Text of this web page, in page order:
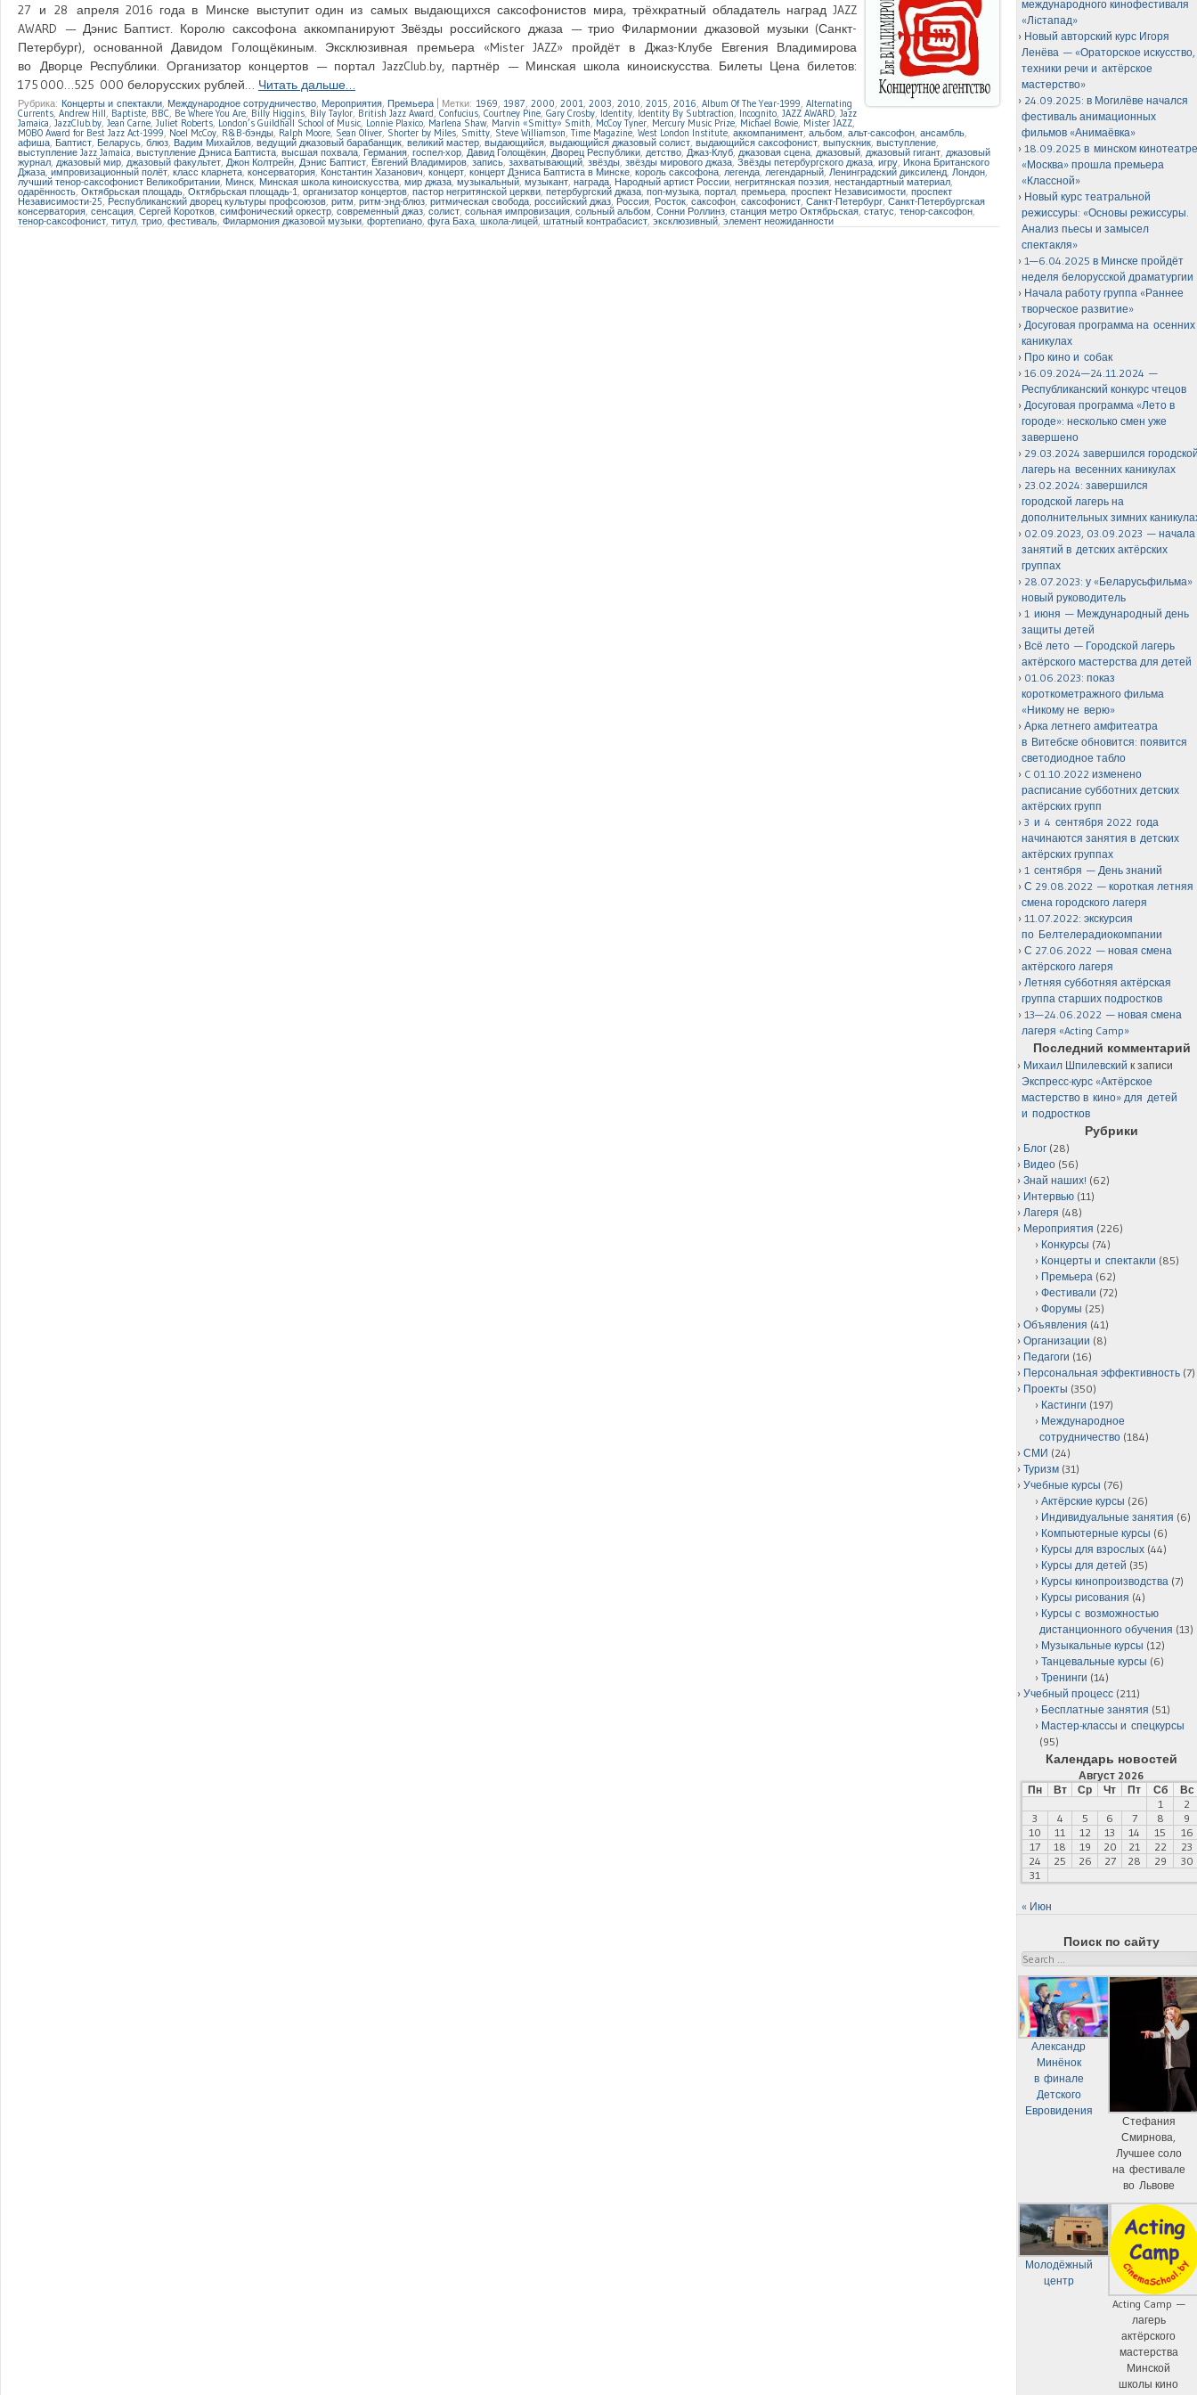
27 и 28 апреля 2016 года в Минске выступит один из самых выдающихся саксофонистов мира, трёхкратный обладатель наград JAZZ
AWARD — Дэнис Баптист. Королю саксофона аккомпанируют Звёзды российского джаза — трио Филармонии джазовой музыки (Санкт-
Петербург), основанной Давидом Голощёкиным. Эксклюзивная премьера «Mister JAZZ» пройдёт в Джаз-Клубе Евгения Владимирова
во Дворце Республики. Организатор концертов — портал JazzClub.by, партнёр — Минская школа киноискусства. Билеты Цена билетов:
175 000…525 000 белорусских рублей… Читать дальше…
Рубрика: Концерты и спектакли Международное сотрудничество Мероприятия Премьера Метки: 1969 1987 2000 2001 2003 2010 2015 2016 Album Of The Year-1999 Alternating
Currents Andrew Hill Baptiste BBC Be Where You Are Billy Higgins Bily Taylor British Jazz Award ,Confucius Courtney Pine Gary Crosby Identity Identity By Subtraction Incognito JAZZ AWARD Jazz
Jamaica ,JazzClub.by ,Jean Carne Juliet Roberts London’s Guildhall School of Music Lonnie Plaxico Marlena Shaw, Marvin «Smitty» Smith,McCoy Tyner Mercury Music Prize Michael Bowie Mister JAZZ
MOBO Award for Best Jazz Act-1999 Noel McCoy R&B-бэнды Ralph Moore Sean Oliver Shorter by Miles Smitty Steve Williamson Time Magazine West London Institute аккомпанимент альбом альт-саксофон ансамбль
афиша Баптист Беларусь блюз Вадим Михайлов ведущий джазовый барабанщик великий мастер выдающийся выдающийся джазовый солист выдающийся саксофонист выпускник выступление
выступление Jazz Jamaica выступление Дэниса Баптиста высшая похвала, Германия госпел-хор Давид Голощёкин Дворец Республики детство Джаз-Клуб, джазовая сцена джазовый джазовый гигант джазовый
журнал джазовый мир джазовый факультет Джон Колтрейн Дэнис Баптист Евгений Владимиров, запись захватывающий, звёзды звёзды мирового джаза, Звёзды петербургского джаза игру Икона Британского
Джаза импровизационный полёт класс кларнета консерватория Константин Хазанович ,концерт ,концерт Дэниса Баптиста в Минске король саксофона легенда ,легендарный Ленинградский диксиленд Лондон
лучший тенор-саксофонист Великобритании Минск Минская школа киноискусства мир джаза ,музыкальный музыкант награда Народный артист России негритянская поэзия нестандартный материал
одарённость, Октябрьская площадь, Октябрьская площадь-1 организатор концертов пастор негритянской церкви петербургский джаза, поп-музыка портал премьера проспект Независимости проспект
Независимости-25 Республиканский дворец культуры профсоюзов ритм, ритм-энд-блюз ритмическая свобода российский джаз ,Россия Росток саксофон, саксофонист Санкт-Петербург Санкт-Петербургская
консерватория сенсация Сергей Коротков симфонический оркестр, современный джаз, солист сольная импровизация сольный альбом Сонни Роллинз станция метро Октябрьская, статус тенор-саксофон
тенор-саксофонист титул трио фестиваль Филармония джазовой музыки фортепиано, фуга Баха школа-лицей штатный контрабасист ,эксклюзивный элемент неожиданности
международного кинофестиваля
«Лiстапад»
Новый авторский курс Игоря
Ленёва — «Ораторское искусство,
техники речи и актёрское
мастерство»
24.09.2025: в Могилёве начался
фестиваль анимационных
фильмов «Анимаёвка»
18.09.2025 в минском
«Москва» прошла премьера
«Классной»
Новый курс театральной
режиссуры: «Основы режиссуры.
Анализ пьесы и замысел
спектакля»
1—6.04.2025 в Минске пройдёт
неделя белорусской драматургии
Начала работу группа «Раннее
творческое развитие»
Досуговая программа на осенних
каникулах
Про кино и собак
16.09.2024—24.11.2024 —
Республиканский конкурс чтецов
Досуговая программа «Лето в
городе»: несколько смен уже
завершено
29.03.2024 завершился
лагерь на весенних каникулах
23.02.2024: завершился
городской лагерь на
дополнительных зимних
02.09.2023, 03.09.2023 — начала
занятий в детских актёрских
группах
28.07.2023: у «Беларусьфильма»
новый руководитель
1 июня — Международный день
защиты детей
Всё лето — Городской лагерь
актёрского мастерства для детей
01.06.2023: показ
короткометражного фильма
«Никому не верю»
Арка летнего амфитеатра
в Витебске обновится: появится
светодиодное табло
C 01.10.2022 изменено
расписание субботних детских
актёрских групп
3 и 4 сентября 2022 года
начинаются занятия в детских
актёрских группах
1 сентября — День знаний
С 29.08.2022 — короткая летняя
смена городского лагеря
11.07.2022: экскурсия
по Белтелерадиокомпании
С 27.06.2022 — новая смена
актёрского лагеря
Летняя субботняя актёрская
группа старших подростков
13—24.06.2022 — новая смена
лагеря «Acting Camp»
Последний комментарий
Михаил Шпилевский к записи
Экспресс-курс «Актёрское
мастерство в кино» для детей
и подростков
Рубрики
Блог (28)
Видео (56)
Знай наших! (62)
Интервью (11)
Лагеря (48)
Мероприятия (226)
Конкурсы (74)
Концерты и спектакли (85)
Премьера (62)
Фестивали (72)
Форумы (25)
Объявления (41)
Организации (8)
Педагоги (16)
Персональная эффективность (7)
Проекты (350)
Кастинги (197)
Международное
сотрудничество (184)
СМИ (24)
Туризм (31)
Учебные курсы (76)
Актёрские курсы (26)
Индивидуальные занятия (6)
Компьютерные курсы (6)
Курсы для взрослых (44)
Курсы для детей (35)
Курсы кинопроизводства (7)
Курсы рисования (4)
Курсы с возможностью
дистанционного обучения (13)
Музыкальные курсы (12)
Танцевальные курсы (6)
Тренинги (14)
Учебный процесс (211)
Бесплатные занятия (51)
Мастер-классы и спецкурсы
(95)
Календарь новостей
Август 2026
Пн
Вт Ср Чт Пт Сб
Вс
1
2
3
4 5 6 7 8
9
10
11 12 13 14 15
16
17
18 19 20 21 22
23
24
25 26 27 28 29
30
31
« Июн
Поиск по сайту
Search
Александр
Минёнок
в финале
Детского
Евровидения
Стефания
Смирнова,
Лучшее соло
на фестивале
во Львове
Молодёжный
центр
Acting Camp —
лагерь
актёрского
мастерства
Минской
школы кино